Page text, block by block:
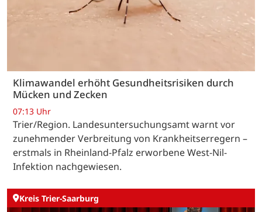
Klimawandel erhöht Gesundheitsrisiken durch
Mücken und Zecken
07:13 Uhr
Trier/Region. Landesuntersuchungsamt warnt vor
zunehmender Verbreitung von Krankheitserregern –
erstmals in Rheinland-Pfalz erworbene West-Nil-
Infektion nachgewiesen.
Kreis Trier-Saarburg